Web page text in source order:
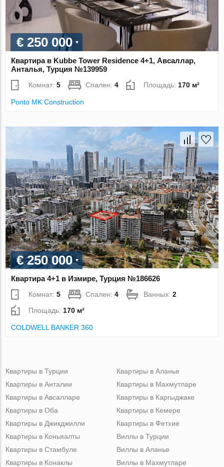
€ 250 000
Квартира в Kubbe Tower Residence 4+1, Авсаллар,
Анталья, Турция №139959
Комнат:5 Спален:4 Площадь: 170 м²
Ponto MK Construction
€ 250 000
Квартира 4+1 в Измире, Турция №186626
Комнат:5 Спален:4 Ванных:2
Площадь: 170 м²
COLDWELL BANKER 360
Квартиры в Турции
Квартиры в Анталии
Квартиры в Авсалларе
Квартиры в Оба
Квартиры в Джикджилли
Квартиры в Аланье
Квартиры в Махмутларе
Квартиры в Каргыджаке
Квартиры в Кемере
Квартиры в Фетхие
Квартиры в Коньяалты
Квартиры в Стамбуле
Квартиры в Конаклы
Виллы в Турции
Виллы в Аланье
Виллы в Махмутларе